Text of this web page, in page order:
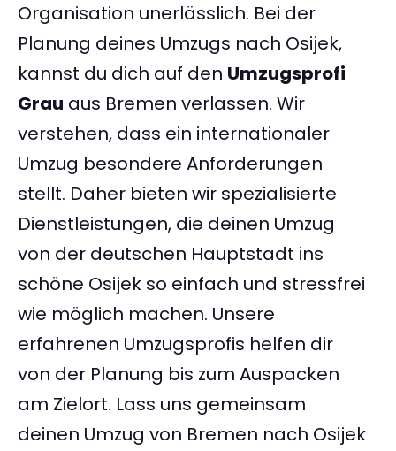
Organisation unerlässlich. Bei der
Planung deines Umzugs nach Osijek,
kannst du dich auf den Umzugsprofi
Grau aus Bremen verlassen. Wir
verstehen, dass ein internationaler
Umzug besondere Anforderungen
stellt. Daher bieten wir spezialisierte
Dienstleistungen, die deinen Umzug
von der deutschen Hauptstadt ins
schöne Osijek so einfach und stressfrei
wie möglich machen. Unsere
erfahrenen Umzugsprofis helfen dir
von der Planung bis zum Auspacken
am Zielort. Lass uns gemeinsam
deinen Umzug von Bremen nach Osijek